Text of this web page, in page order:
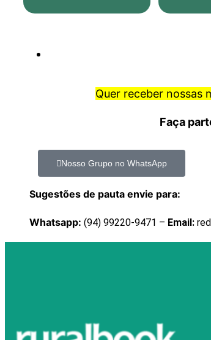
Quer receber nossas
Faça
Nosso Grupo no WhatsApp
Sugestões de pauta envie para:
Whatsapp: (94) 99220-9471 – Email: